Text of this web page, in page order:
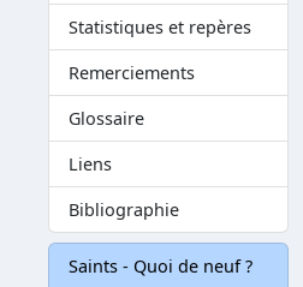
Statistiques et repères
Remerciements
Glossaire
Liens
Bibliographie
Saints - Quoi de neuf ?